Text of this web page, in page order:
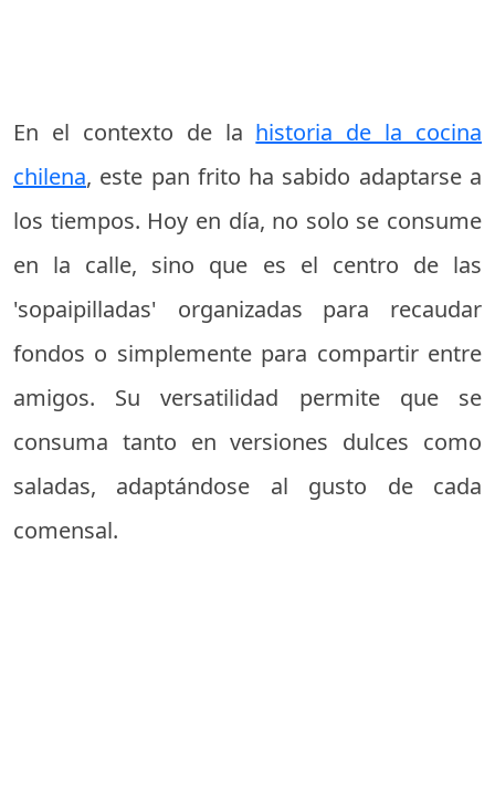
En el contexto de la historia de la cocina
chilena, este pan frito ha sabido adaptarse a
los tiempos. Hoy en día, no solo se consume
en la calle, sino que es el centro de las
'sopaipilladas' organizadas para recaudar
fondos o simplemente para compartir entre
amigos. Su versatilidad permite que se
consuma tanto en versiones dulces como
saladas, adaptándose al gusto de cada
comensal.